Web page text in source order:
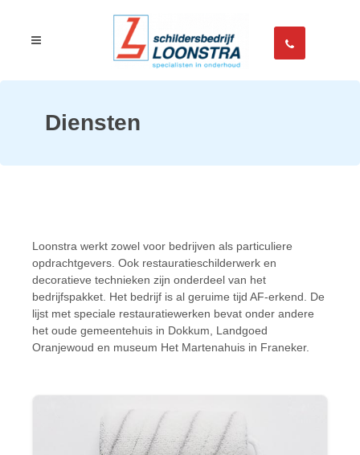
Diensten
Loonstra werkt zowel voor bedrijven als particuliere
opdrachtgevers. Ook restauratieschilderwerk en
decoratieve technieken zijn onderdeel van het
bedrijfspakket. Het bedrijf is al geruime tijd AF-erkend. De
lijst met speciale restauratiewerken bevat onder andere
het oude gemeentehuis in Dokkum, Landgoed
Oranjewoud en museum Het Martenahuis in Franeker.